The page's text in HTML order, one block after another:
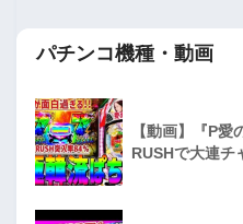
パチンコ機種・動画
【動画】『P
RUSHで大連チ